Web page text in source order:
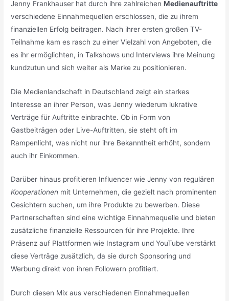
Jenny Frankhauser hat durch ihre zahlreichenMedienauftritte
verschiedene Einnahmequellen erschlossen, die zu ihrem
finanziellen Erfolg beitragen. Nach ihrer ersten großen TV-
Teilnahme kam es rasch zu einer Vielzahl von Angeboten, die
es ihr ermöglichten, in Talkshows und Interviews ihre Meinung
kundzutun und sich weiter als Marke zu positionieren.
Die Medienlandschaft in Deutschland zeigt ein starkes
Interesse an ihrer Person, was Jenny wiederum lukrative
Verträge für Auftritte einbrachte. Ob in Form von
Gastbeiträgen oder Live-Auftritten, sie steht oft im
Rampenlicht, was nicht nur ihre Bekanntheit erhöht, sondern
auch ihr Einkommen.
Darüber hinaus profitieren Influencer wie Jenny von regulären
Kooperationen mit Unternehmen, die gezielt nach prominenten
Gesichtern suchen, um ihre Produkte zu bewerben. Diese
Partnerschaften sind eine wichtige Einnahmequelle und bieten
zusätzliche finanzielle Ressourcen für ihre Projekte. Ihre
Präsenz auf Plattformen wie Instagram und YouTube verstärkt
diese Verträge zusätzlich, da sie durch Sponsoring und
Werbung direkt von ihren Followern profitiert.
Durch diesen Mix aus verschiedenen Einnahmequellen